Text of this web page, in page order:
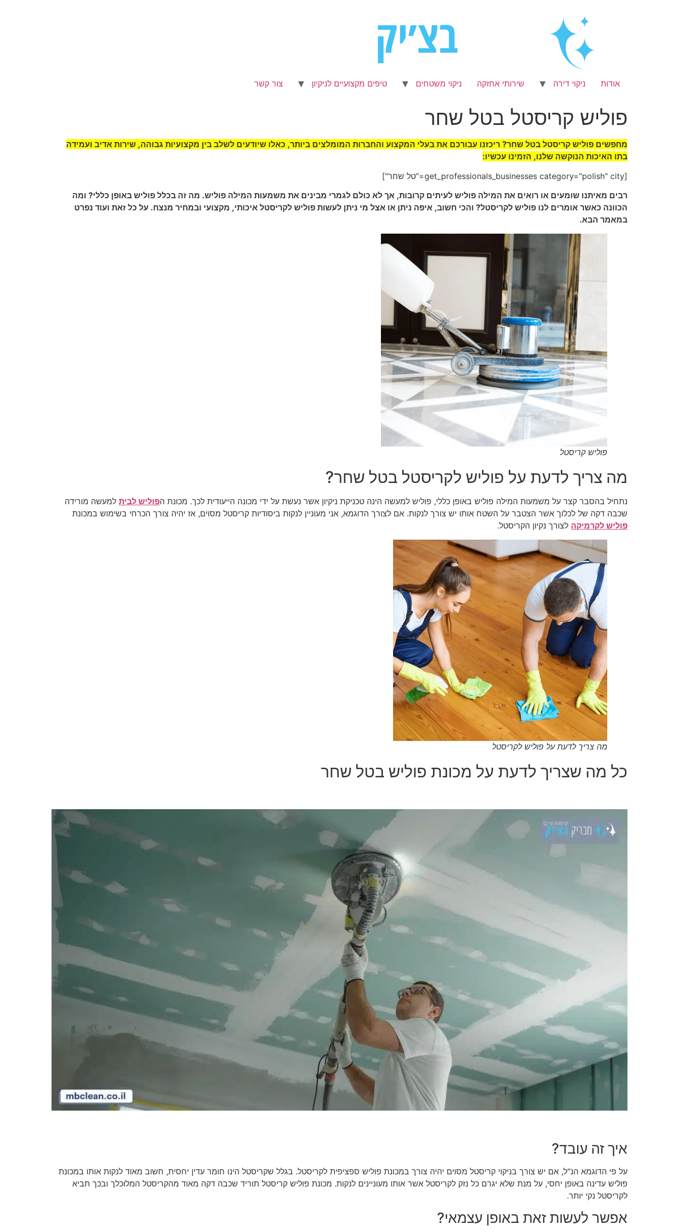
אודות ניקוי דירה שירותי אחזקה ניקוי משטחים טיפים מקצועיים לניקיון צור קשר
פוליש קריסטל בטל שחר
מחפשים פוליש קריסטל בטל שחר? ריכזנו עבורכם את בעלי המקצוע והחברות המומלצים ביותר, כאלו שיודעים לשלב בין מקצועיות גבוהה, שירות אדיב ועמידה
בתו האיכות הנוקשה שלנו, הזמינו עכשיו:
[get_professionals_businesses category="polish" city="טל שחר"]
רבים מאיתנו שומעים או רואים את המילה פוליש לעיתים קרובות, אך לא כולם לגמרי מבינים את משמעות המילה פוליש. מה זה בכלל פוליש באופן כללי? ומה
הכוונה כאשר אומרים לנו פוליש לקריסטל? והכי חשוב, איפה ניתן או אצל מי ניתן לעשות פוליש לקריסטל איכותי, מקצועי ובמחיר מנצח. על כל זאת ועוד נפרט
במאמר הבא.
פוליש קריסטל
מה צריך לדעת על פוליש לקריסטל בטל שחר?
נתחיל בהסבר קצר על משמעות המילה פוליש באופן כללי, פוליש למעשה הינה טכניקת ניקיון אשר נעשת על ידי מכונה הייעודית לכך. מכונת הפוליש לבית למעשה מורידה
שכבה דקה של לכלוך אשר הצטבר על השטח אותו יש צורך לנקות. אם לצורך הדוגמא, אני מעוניין לנקות ביסודיות קריסטל מסוים, אז יהיה צורך הכרחי בשימוש במכונת
פוליש לקרמיקה לצורך נקיון הקריסטל.
מה צריך לדעת על פוליש לקריסטל
כל מה שצריך לדעת על מכונת פוליש בטל שחר
איך זה עובד?
על פי הדוגמא הנ"ל, אם יש צורך בניקוי קריסטל מסוים יהיה צורך במכונת פוליש ספציפית לקריסטל. בגלל שקריסטל הינו חומר עדין יחסית, חשוב מאוד לנקות אותו במכונת
פוליש עדינה באופן יחסי, על מנת שלא יגרם כל נזק לקריסטל אשר אותו מעוניינים לנקות. מכונת פוליש קריסטל תוריד שכבה דקה מאוד מהקריסטל המלוכלך ובכך תביא
לקריסטל נקי יותר.
אפשר לעשות זאת באופן עצמאי?